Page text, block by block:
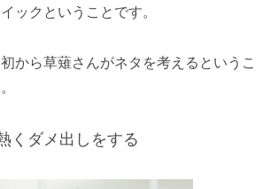
ックということです。
から草薙さんがネタを考えるというこ
くダメ出しをする